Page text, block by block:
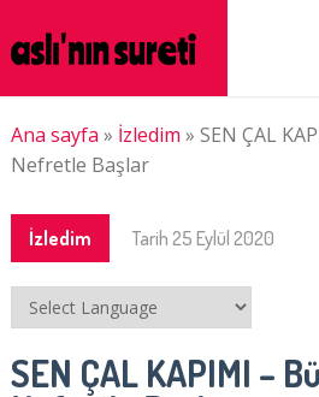
Ana sayfa » İzledim » SEN ÇAL
Nefretle Başlar
İzledim Tarih 25 Eylül 2020
SEN ÇAL KAPIMI –